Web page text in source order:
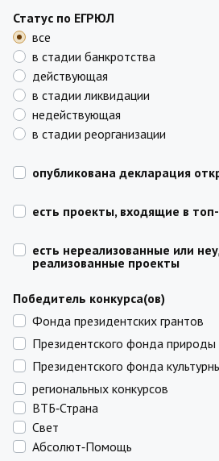
Статус по ЕГРЮЛ
все
в стадии банкротства
действующая
в стадии ликвидации
недействующая
в стадии реорганизации
опубликована декларация
есть проекты, входящие в
есть нереализованные или
реализованные проекты
Победитель конкурса(ов)
Фонда президентских грантов
Президентского фонда природы
Президентского фонда
региональных конкурсов
ВТБ‑Страна
Свет
Абсолют‑Помощь